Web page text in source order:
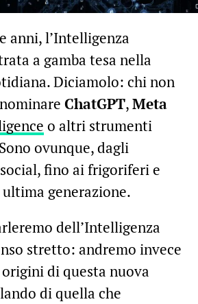
anni, l’Intelligenza
a gamba tesa nella
Diciamolo: chi non
ChatGPT,Meta
o altri strumenti
ovunque, dagli
fino ai frigoriferi e
generazione.
dell’Intelligenza
stretto: andremo invece
di questa nuova
di quella che